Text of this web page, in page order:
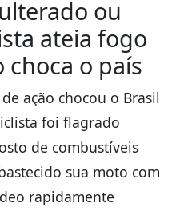
ou
ateia fogo
choca o país
ação chocou o Brasil
foi flagrado
de combustíveis
sua moto com
rapidamente